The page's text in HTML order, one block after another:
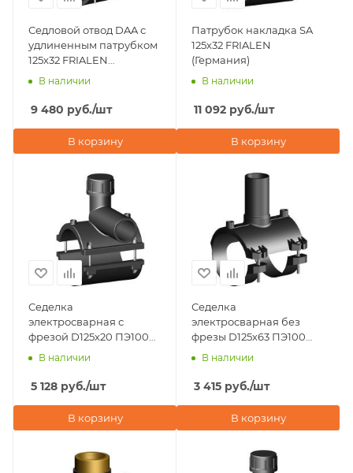
Седловой отвод DAA с
удлиненным патрубком
125х32 FRIALEN
(Германия)
В наличии
9 480 руб./шт
В корзину
Патрубок накладка SA
125х32 FRIALEN
(Германия)
В наличии
11 092 руб./шт
В корзину
Седелка
электросварная с
фрезой D125х20 ПЭ100
SDR 11 Eurostandard
В наличии
5 128 руб./шт
В корзину
Седелка
электросварная без
фрезы D125х63 ПЭ100
SDR 11 Eurostandard
В наличии
3 415 руб./шт
В корзину